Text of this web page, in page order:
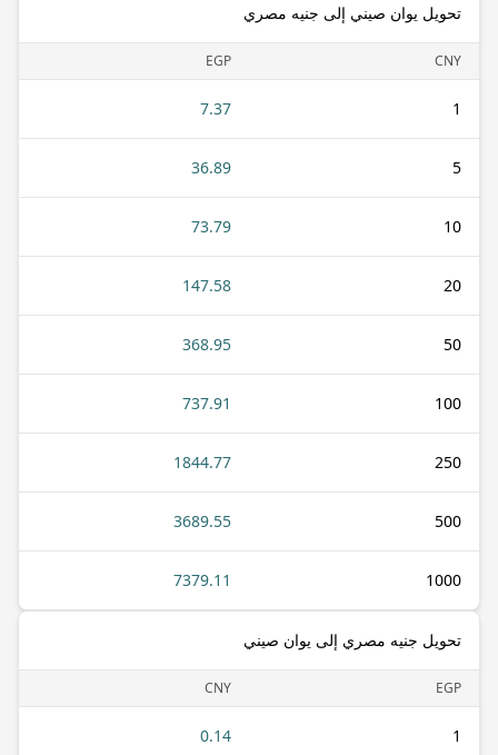
تحويل يوان صيني إلى جنيه مصري
CNY
EGP
1
7.37
5
36.89
10
73.79
20
147.58
50
368.95
100
737.91
250
1844.77
500
3689.55
1000
7379.11
تحويل جنيه مصري إلى يوان صيني
EGP
CNY
1
0.14